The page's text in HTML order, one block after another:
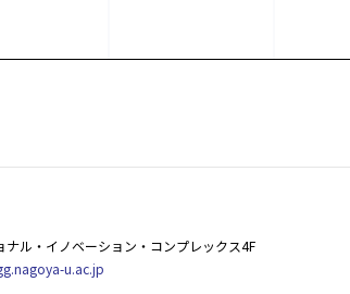
ナル・イノベーション・コンプレックス4F
u.ac.jp